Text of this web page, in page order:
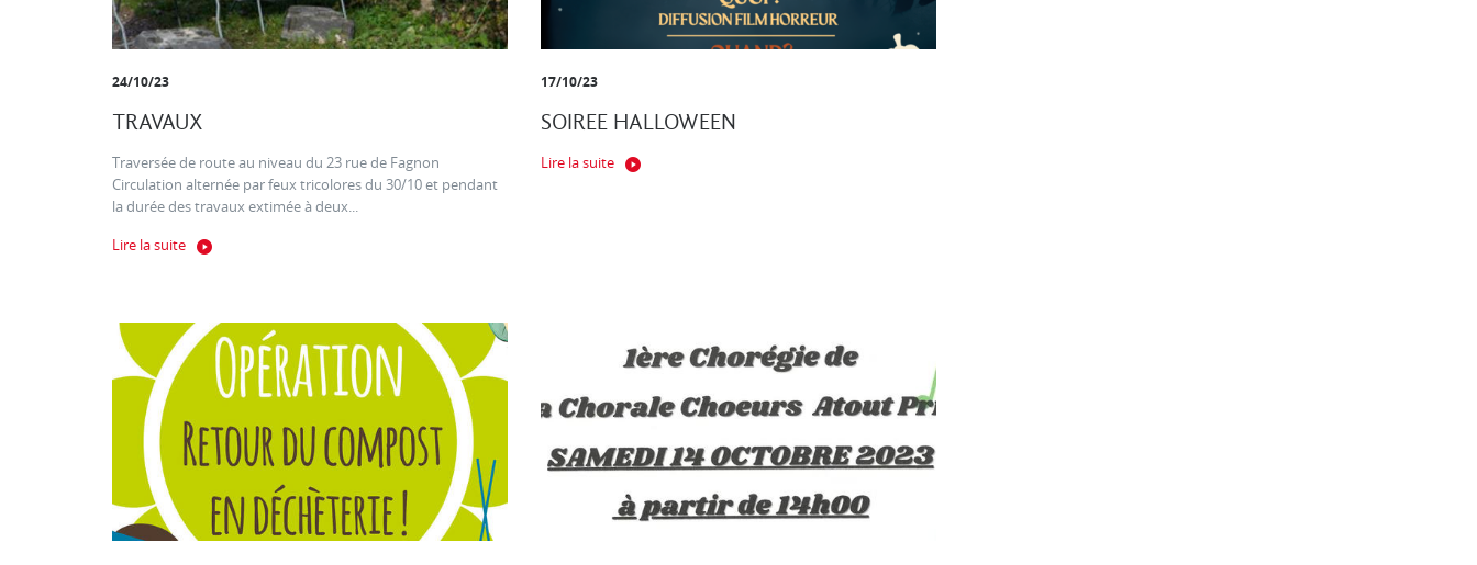
24/10/23
TRAVAUX
Traversée de route au niveau du 23 rue de Fagnon
Circulation alternée par feux tricolores du 30/10 et pendant
la durée des travaux extimée à deux...
Lire la suite
17/10/23
SOIREE HALLOWEEN
Lire la suite